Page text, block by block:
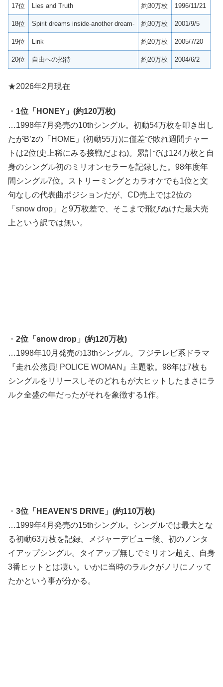
17位 Lies and Truth 約30万枚 1996/11/21
18位 Spirit dreams inside-another dream- 約30万枚 2001/9/5
19位 Link 約20万枚 2005/7/20
20位 自由への招待 約20万枚 2004/6/2
★2026年2月現在
・ 1位「HONEY」(約120万枚)
…1998年7月発売の10thシングル。初動54万枚を叩き出し
たがB’zの「HOME」(初動55万)に僅差で敗れ週間チャー
トは2位(史上稀にみる接戦だよね)。累計では124万枚と自
身のシングル初のミリオンセラーを記録した。98年度年
間シングル7位。ストリーミングとカラオケでも1位と文
句なしの代表曲ポジションだが、CD売上では2位の
「snow drop」と9万枚差で、そこまで飛びぬけた最大売
上という訳では無い。
・ 2位「snow drop」(約120万枚)
…1998年10月発売の13thシングル。フジテレビ系ドラマ
『走れ公務員! POLICE WOMAN』主題歌。98年は7枚も
シングルをリリースしそのどれもが大ヒットしたまさにラ
ルク全盛の年だったがそれを象徴する1作。
・ 3位「HEAVEN’S DRIVE」(約110万枚)
…1999年4月発売の15thシングル。シングルでは最大とな
る初動63万枚を記録。メジャーデビュー後、初のノンタ
イアップシングル。タイアップ無しでミリオン超え、自身
3番ヒットとは凄い。いかに当時のラルクがノリにノッて
たかという事が分かる。